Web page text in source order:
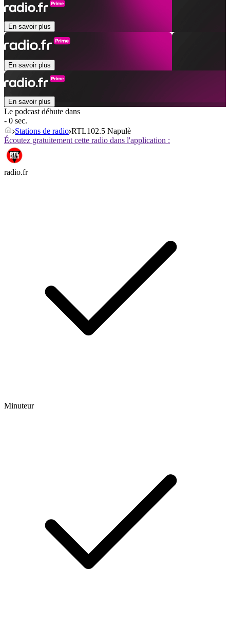
En savoir plus
En savoir plus
En savoir plus
Le podcast débute dans
- 0 sec.
Stations de radio RTL102.5 Napulè
Écoutez gratuitement cette radio dans l'application :
radio.fr
Minuteur